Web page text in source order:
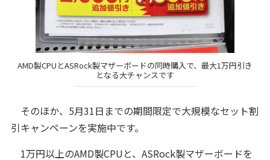
AMD製CPUとASRock製マザーボードの同時購入で、最大1万円引き
となる大チャンスです
そのほか、5月31日までの期間限定で大規模なセット割
引キャンペーンを実施中です。
1万円以上のAMD製CPUと、ASRock製マザーボードを